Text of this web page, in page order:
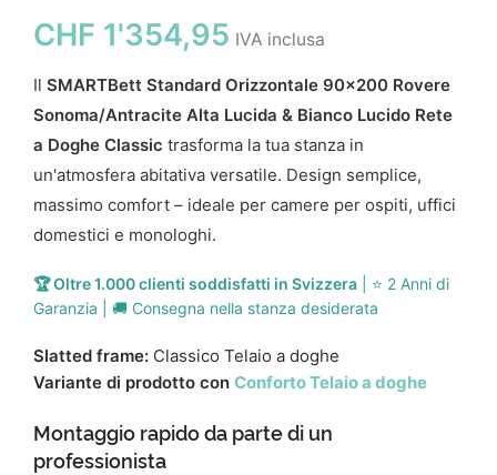
CHF 1'354,95 IVA inclusa
Il SMARTBett Standard Orizzontale 90x200 Rovere
Sonoma/Antracite Alta Lucida & Bianco Lucido Rete
a Doghe Classic trasforma la tua stanza in
un'atmosfera abitativa versatile. Design semplice,
massimo comfort – ideale per camere per ospiti, uffici
domestici e monologhi.
🏆 Oltre 1.000 clienti soddisfatti in Svizzera | ⭐ 2 Anni di
Garanzia | 🚚 Consegna nella stanza desiderata
Slatted frame: Classico Telaio a doghe
Variante di prodotto con Conforto Telaio a doghe
Montaggio rapido da parte di un
professionista